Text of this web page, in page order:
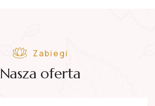
Zabiegi
Nasza oferta